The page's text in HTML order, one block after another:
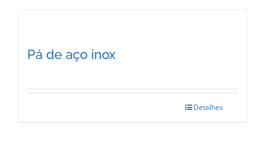
Pá de aço inox
Detalhes